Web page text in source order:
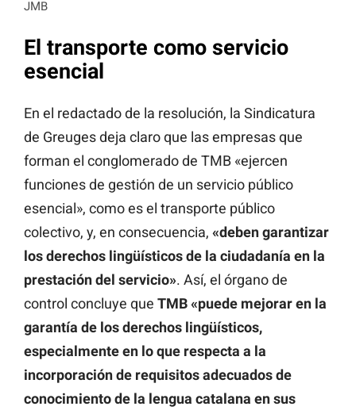
JMB
El transporte como servicio
esencial
En el redactado de la resolución, la Sindicatura
de Greuges deja claro que las empresas que
forman el conglomerado de TMB «ejercen
funciones de gestión de un servicio público
esencial», como es el transporte público
colectivo, y, en consecuencia, «deben garantizar
los derechos lingüísticos de la ciudadanía en la
prestación del servicio». Así, el órgano de
control concluye que TMB «puede mejorar en la
garantía de los derechos lingüísticos,
especialmente en lo que respecta a la
incorporación de requisitos adecuados de
conocimiento de la lengua catalana en sus